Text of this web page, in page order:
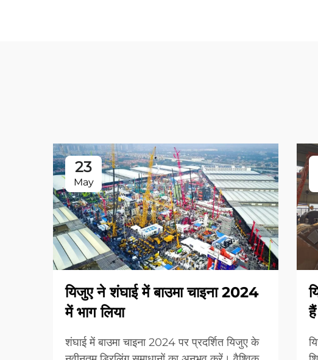
23
May
यिजुए ने शंघाई में बाउमा चाइना 2024
में भाग लिया
शंघाई में बाउमा चाइना 2024 पर प्रदर्शित यिजुए के
हैं